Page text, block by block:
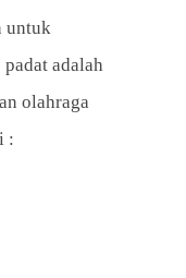
untuk
adalah
olahraga
: